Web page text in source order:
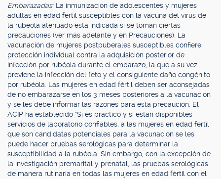
Embarazadas: La inmunización de adolescentes y mujeres
adultas en edad fértil susceptibles con la vacuna del virus de
la rubéola atenuado está indicada si se toman ciertas
precauciones (ver más adelante y en Precauciones). La
vacunación de mujeres postpuberales susceptibles confiere
protección individual contra la adquisición posterior de
infección por rubéola durante el embarazo, la que a su vez
previene la infección del feto y el consiguiente daño congénito
por rubéola. Las mujeres en edad fértil deben ser aconsejadas
de no embarazarse en los 3 meses posteriores a la vacunación
y se les debe informar las razones para esta precaución. El
ACIP ha establecido "Si es práctico y si están disponibles
servicios de laboratorio confiables, a las mujeres en edad fértil
que son candidatas potenciales para la vacunación se les
puede hacer pruebas serológicas para determinar la
susceptibilidad a la rubéola. Sin embargo, con la excepción de
la investigación premarital y prenatal, las pruebas serológicas
de manera rutinaria en todas las mujeres en edad fértil con el